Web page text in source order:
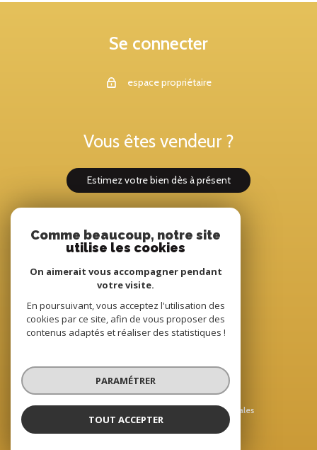
Se connecter
espace propriétaire
Vous êtes vendeur ?
estimez votre bien dès à présent
Adhérents
© 2022
Tous droits réservés
Mentions légales
Partenaires Admin Politique RGPD
Comme beaucoup, notre site
utilise les cookies
On aimerait vous accompagner pendant
votre visite.
En poursuivant, vous acceptez l'utilisation des
cookies par ce site, afin de vous proposer des
contenus adaptés et réaliser des statistiques !
PARAMÉTRER
TOUT ACCEPTER